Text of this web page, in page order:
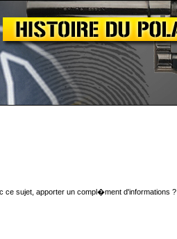
ce sujet, apporter un compl�ment d'informations ?